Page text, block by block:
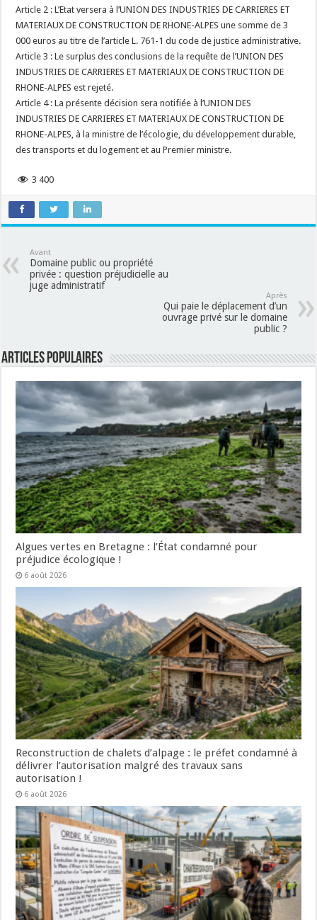
Article 2 : L’Etat versera à l’UNION DES INDUSTRIES DE CARRIERES ET
MATERIAUX DE CONSTRUCTION DE RHONE-ALPES une somme de 3
000 euros au titre de l’article L. 761-1 du code de justice administrative.
Article 3 : Le surplus des conclusions de la requête de l’UNION DES
INDUSTRIES DE CARRIERES ET MATERIAUX DE CONSTRUCTION DE
RHONE-ALPES est rejeté.
Article 4 : La présente décision sera notifiée à l’UNION DES
INDUSTRIES DE CARRIERES ET MATERIAUX DE CONSTRUCTION DE
RHONE-ALPES, à la ministre de l’écologie, du développement durable,
des transports et du logement et au Premier ministre.
3 400
Avant
Domaine public ou propriété
privée : question préjudicielle au
juge administratif
Après
Qui paie le déplacement d’un
ouvrage privé sur le domaine
public ?
Articles populaires
Algues vertes en Bretagne : l’État condamné pour
préjudice écologique !
6 août 2026
Reconstruction de chalets d’alpage : le préfet condamné à
délivrer l’autorisation malgré des travaux sans
autorisation !
6 août 2026